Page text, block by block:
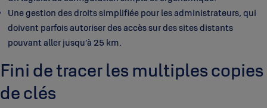
Une gestion des droits simplifiée pour les administrateurs, qui
doivent parfois autoriser des accès sur des sites distants
pouvant aller jusqu’à 25 km.
Fini de tracer les multiples copies
de clés